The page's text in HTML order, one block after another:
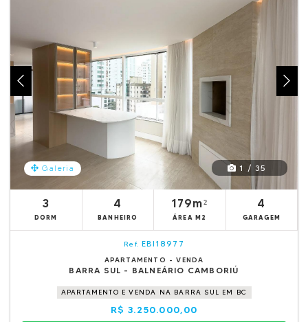
Galeria 1 / 35
3
DORM
4
BANHEIRO
179m²
ÁREA M2
4
GARAGEM
Ref. EBI18977
APARTAMENTO - VENDA
BARRA SUL - BALNEÁRIO CAMBORIÚ
APARTAMENTO E VENDA NA BARRA SUL EM BC
R$ 3.250.000,00